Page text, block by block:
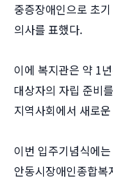
중증장애인으로 초
의사를 표했다.
이에 복지관은 약 1
대상자의 자립 준비
지역사회에서 새로
이번 입주기념식에
안동시장애인종합복